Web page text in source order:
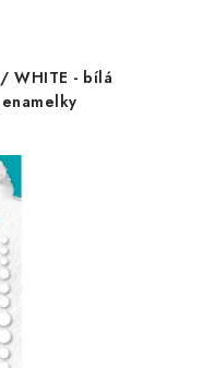
/ WHITE - bílá